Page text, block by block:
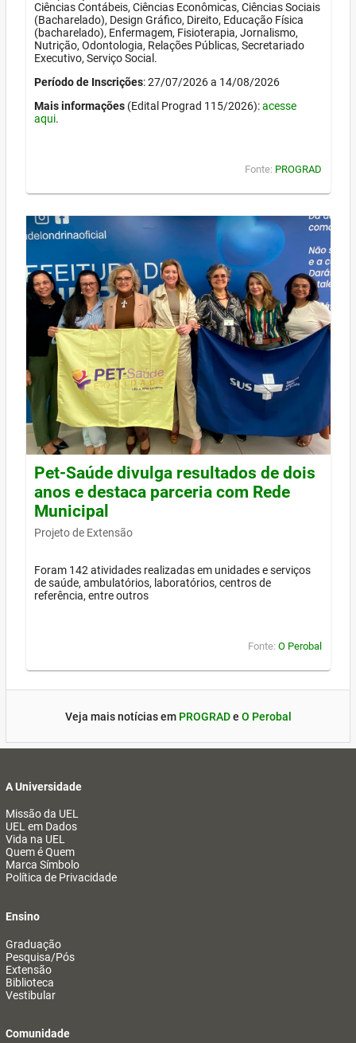
Ciências Contábeis, Ciências Econômicas, Ciências Sociais
(Bacharelado), Design Gráfico, Direito, Educação Física
(bacharelado), Enfermagem, Fisioterapia, Jornalismo,
Nutrição, Odontologia, Relações Públicas, Secretariado
Executivo, Serviço Social.
Período de Inscrições: 27/07/2026 a 14/08/2026
Mais informações (Edital Prograd 115/2026):acesse
aqui.
Fonte: PROGRAD
Pet-Saúde divulga resultados de dois
anos e destaca parceria com Rede
Municipal
Projeto de Extensão
Foram 142 atividades realizadas em unidades e serviços
de saúde, ambulatórios, laboratórios, centros de
referência, entre outros
Fonte: O Perobal
Veja mais notícias em PROGRADe O Perobal
A Universidade
Missão da UEL
UEL em Dados
Vida na UEL
Quem é Quem
Marca Símbolo
Política de Privacidade
Ensino
Graduação
Pesquisa/Pós
Extensão
Biblioteca
Vestibular
Comunidade